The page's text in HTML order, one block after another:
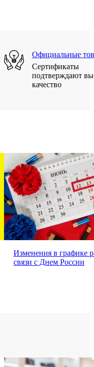
Официальные
Сертификаты
подтверждают
качество
Изменения в графике
связи с Днем России